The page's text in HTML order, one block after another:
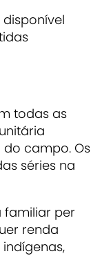
todas as
campo. Os
séries na
familiar per
renda